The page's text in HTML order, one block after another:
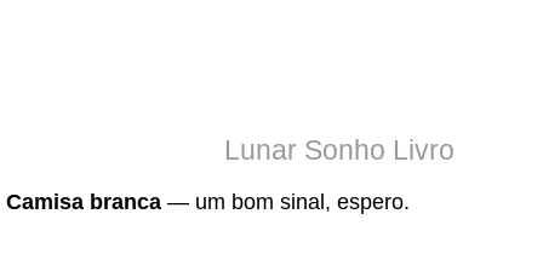
Lunar Sonho Livro
Camisa branca — um bom sinal, espero.